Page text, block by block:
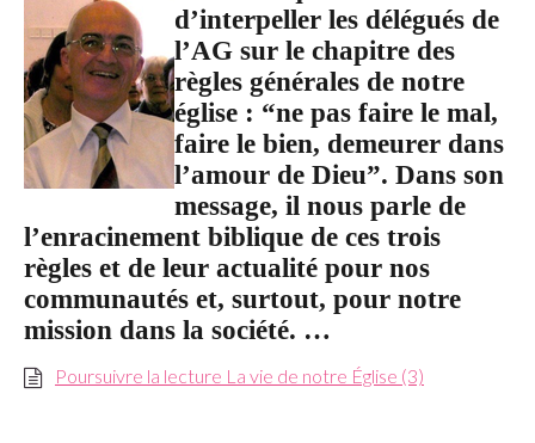
d’interpeller les délégués de
l’AG sur le chapitre des
règles générales de notre
église : “ne pas faire le mal,
faire le bien, demeurer dans
l’amour de Dieu”. Dans son
message, il nous parle de
l’enracinement biblique de ces trois
règles et de leur actualité pour nos
communautés et, surtout, pour notre
mission dans la société. …
Poursuivre la lecture La vie de notre Église (3)